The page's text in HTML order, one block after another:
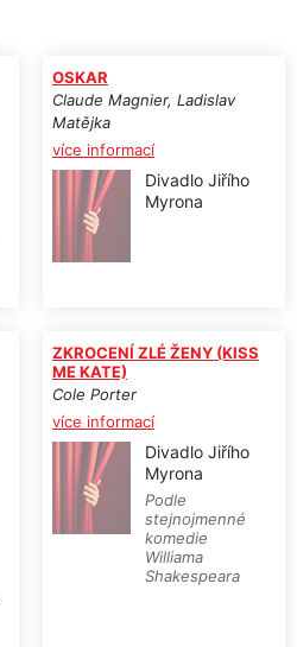
OSKAR
Claude Magnier, Ladislav
Matějka
více informací
Divadlo Jiřího
Myrona
ZKROCENÍ ZLÉ ŽENY (KISS
ME KATE)
Cole Porter
více informací
Divadlo Jiřího
Myrona
Podle
stejnojmenné
komedie
Williama
Shakespeara